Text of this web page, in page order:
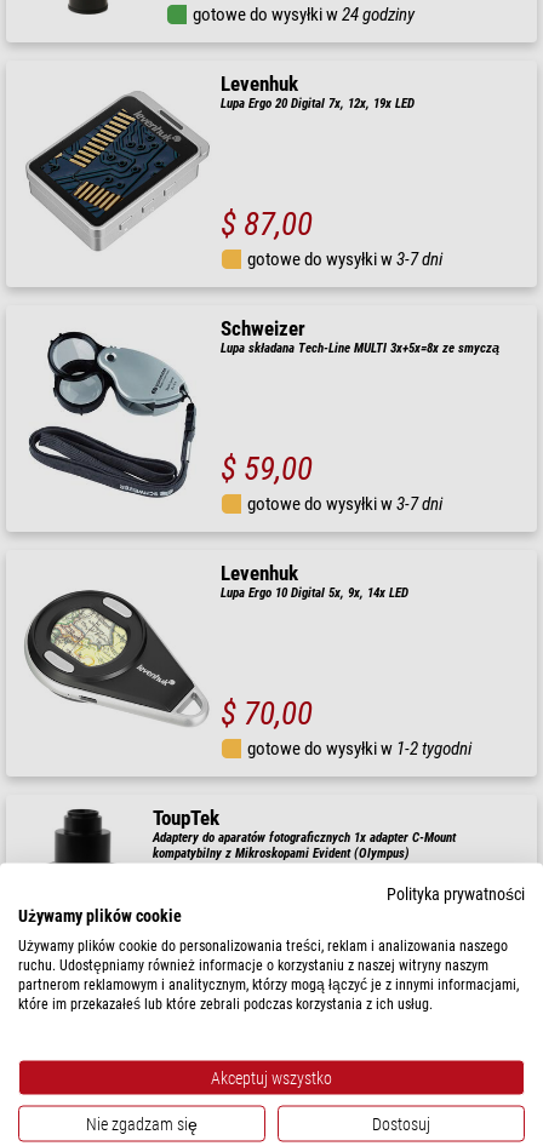
gotowe do wysyłki w24 godziny
Levenhuk
Lupa Ergo 20 Digital 7x, 12x, 19x LED
$ 87,00
gotowe do wysyłki w3-7 dni
Schweizer
Lupa składana Tech-Line MULTI 3x+5x=8x ze smyczą
$ 59,00
gotowe do wysyłki w3-7 dni
Levenhuk
Lupa Ergo 10 Digital 5x, 9x, 14x LED
$ 70,00
gotowe do wysyłki w 1-2 tygodni
ToupTek
Adaptery do aparatów fotograficznych 1x adapter C-Mount
kompatybilny z Mikroskopami Evident (Olympus)
$ 99,00
gotowe do wysyłki w24 godziny
Euromex
$ 60,00
Polityka prywatności
Używamy plików cookie
Używamy plików cookie do personalizowania treści, reklam i analizowania naszego
ruchu. Udostępniamy również informacje o korzystaniu z naszej witryny naszym
partnerom reklamowym i analitycznym, którzy mogą łączyć je z innymi informacjami,
które im przekazałeś lub które zebrali podczas korzystania z ich usług.
Akceptuj wszystko
Nie zgadzam się Dostosuj